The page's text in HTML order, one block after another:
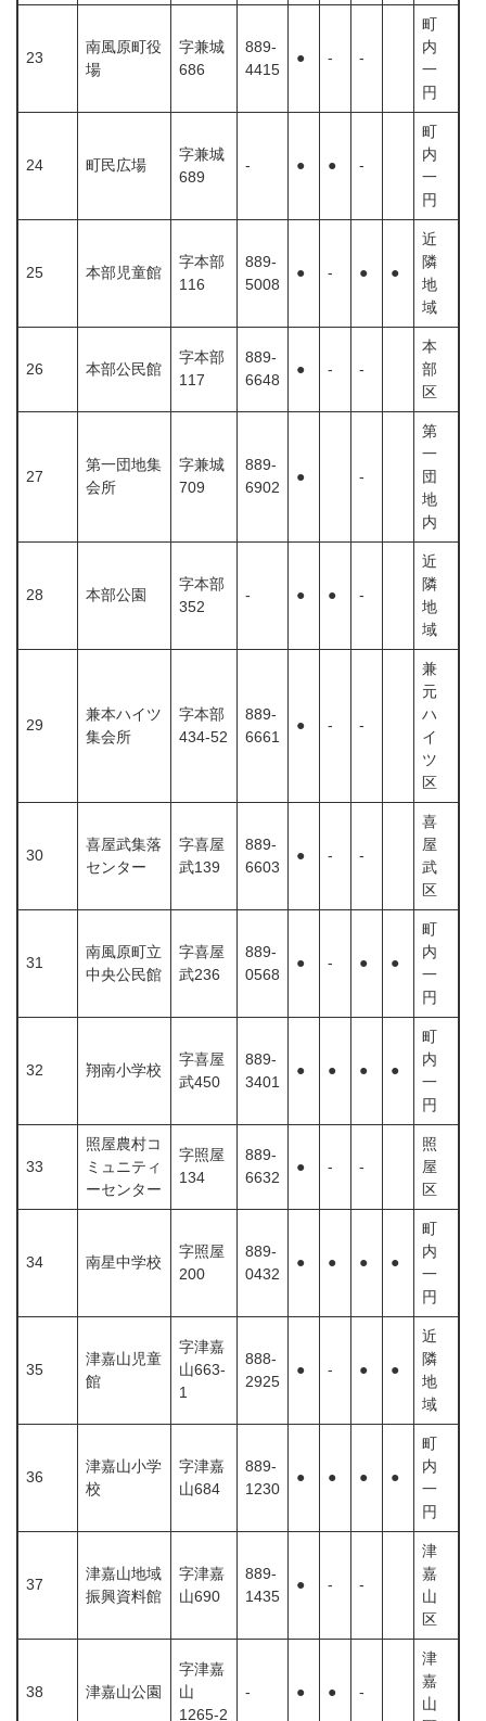
23
南風原町役
場
字兼城
686
889-
4415
● - -
町
内
一
円
24 町民広場
字兼城
689
- ● ● -
町
内
一
円
25 本部児童館
字本部
116
889-
5008
● - ● ●
近
隣
地
域
26 本部公民館
字本部
117
889-
6648
● - -
本
部
区
27
第一団地集
会所
字兼城
709
889-
6902
● -
第
一
団
地
内
28 本部公園
字本部
352
‐ ● ● -
近
隣
地
域
29
兼本ハイツ
集会所
字本部
434-52
889-
6661
● - -
兼
元
ハ
イ
ツ
区
30
喜屋武集落
センター
字喜屋
武139
889-
6603
● - -
喜
屋
武
区
31
南風原町立
中央公民館
字喜屋
武236
889-
0568
● - ● ●
町
内
一
円
32 翔南小学校
字喜屋
武450
889-
3401
● ● ● ●
町
内
一
円
33
照屋農村コ
ミュニティ
ーセンター
字照屋
134
889-
6632
● - -
照
屋
区
34 南星中学校
字照屋
200
889-
0432
● ● ● ●
町
内
一
円
35
津嘉山児童
館
字津嘉
山663-
1
888-
2925
● - ● ●
近
隣
地
域
36
津嘉山小学
校
字津嘉
山684
889-
1230
● ● ● ●
町
内
一
円
37
津嘉山地域
振興資料館
字津嘉
山690
889-
1435
● - -
津
嘉
山
区
38 津嘉山公園
字津嘉
山
1265-2
- ● ● -
津
嘉
山